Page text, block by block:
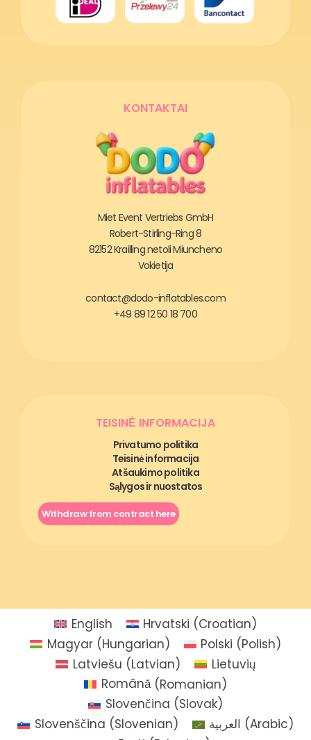
KONTAKTAI
Miet Event Vertriebs GmbH
Robert-Stirling-Ring 8
82152 Krailling netoli Miuncheno
Vokietija
contact@dodo-inflatables.com
+49 89 12 50 18 700
TEISINĖ INFORMACIJA
Privatumo politika
Teisinė informacija
Atšaukimo politika
Sąlygos ir nuostatos
Withdraw from contract here
English Hrvatski (Croatian)
Magyar(Hungarian) Polski (Polish)
Latviešu (Latvian)
Lietuvių
Română(Romanian)
Slovenčina (Slovak)
Slovenščina (Slovenian) العربية (Arabic)